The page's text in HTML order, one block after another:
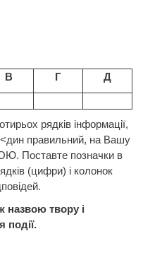
В Г Д
рядків інформації,
правильний, на Вашу
Поставте позначки в
(цифри) і колонок
назвою твору і
події.